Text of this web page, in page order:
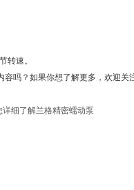
转速。
吗？如果你想了解更多，欢迎关
详细了解兰格精密蠕动泵